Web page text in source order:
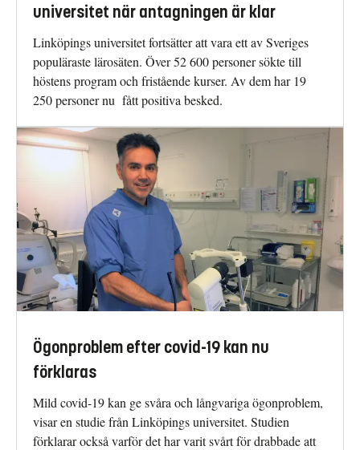
universitet när antagningen är klar
Linköpings universitet fortsätter att vara ett av Sveriges
populäraste lärosäten. Över 52 600 personer sökte till
höstens program och fristående kurser. Av dem har 19
250 personer nu fått positiva besked.
Ögonproblem efter covid-19 kan nu
förklaras
Mild covid-19 kan ge svåra och långvariga ögonproblem,
visar en studie från Linköpings universitet. Studien
förklarar också varför det har varit svårt för drabbade att